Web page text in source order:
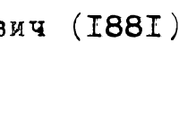
(1881)